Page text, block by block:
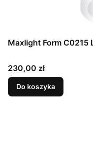
Maxlight Form C0215
Cena
230,00 zł
Do koszyka